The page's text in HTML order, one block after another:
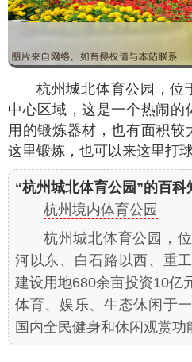
杭州城北体育公园，位
中心区域，这是一个热闹的
用的锻炼器材，也有面积较
这里锻炼，也可以来这里打球
“杭州城北体育公园”的百科
杭州境内体育公园
杭州城北体育公园，
河以东、白石路以西、重
建设用地680余亩投资10亿
体育、娱乐、生态休闲于
国内全民健身和休闲观赏